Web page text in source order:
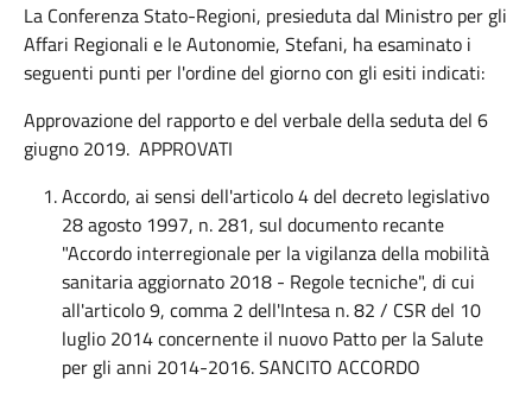
La Conferenza Stato-Regioni, presieduta dal Ministro per gli
Affari Regionali e le Autonomie, Stefani, ha esaminato i
seguenti punti per l'ordine del giorno con gli esiti indicati:
Approvazione del rapporto e del verbale della seduta del 6
giugno 2019. APPROVATI
Accordo, ai sensi dell'articolo 4 del decreto legislativo
28 agosto 1997, n. 281, sul documento recante
"Accordo interregionale per la vigilanza della mobilità
sanitaria aggiornato 2018 - Regole tecniche", di cui
all'articolo 9, comma 2 dell'Intesa n. 82 / CSR del 10
luglio 2014 concernente il nuovo Patto per la Salute
per gli anni 2014-2016. SANCITO ACCORDO